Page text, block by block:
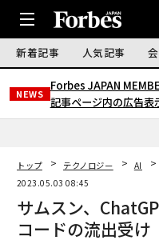
新着記事 人気記事
NEWS
Forbes JAPAN
記事ページ内の広告表
トップ テクノロジー AI
2023.05.03 08:45
サムスン、
コードの流出受け